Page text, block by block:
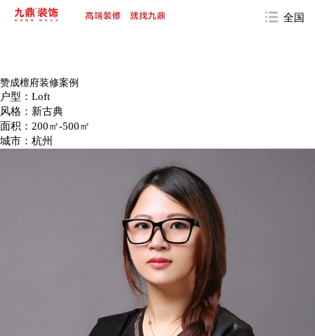
全国
赞成檀府装修案例
户型：Loft
风格：新古典
面积：200㎡-500㎡
城市：杭州